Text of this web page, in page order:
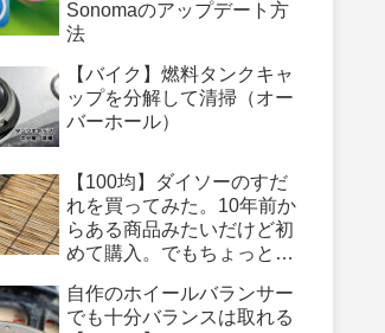
Sonomaのアップデート方
法
【バイク】燃料タンクキャ
ップを分解して清掃（オー
バーホール）
【100均】ダイソーのすだ
れを買ってみた。10年前か
らある商品みたいだけど初
めて購入。でもちょっと長
う少し長いのがあったらよ
かったのに
自作のホイールバランサー
でも十分バランスは取れる